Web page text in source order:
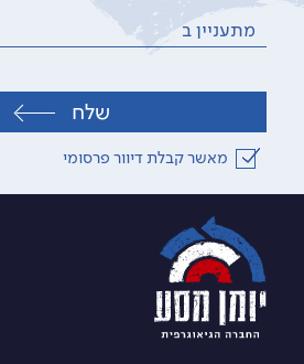
מתעניין ב
מאשר קבלת דיוור פרסומי
שלח